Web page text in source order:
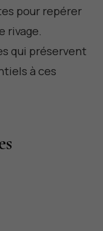
pour repérer
rivage.
qui préservent
à ces